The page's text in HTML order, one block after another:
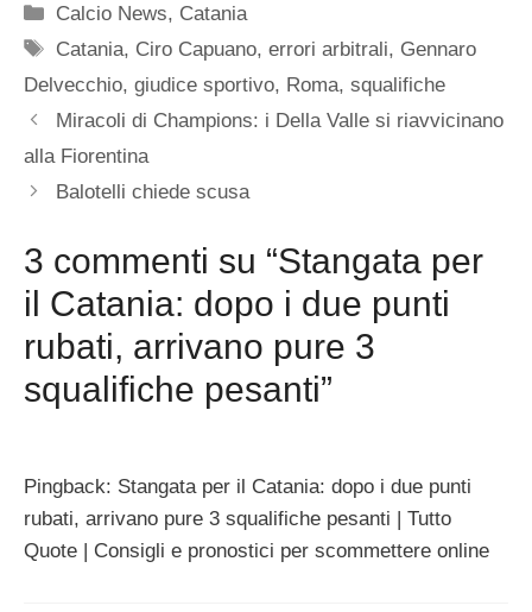
Categorie
Calcio News, Catania
Tag
Catania, Ciro Capuano,errori arbitrali, Gennaro
Delvecchio, giudice sportivo, Roma, squalifiche
Miracoli di Champions: i Della Valle si riavvicinano
alla Fiorentina
Balotelli chiede scusa
3 commenti su “Stangata per
il Catania: dopo i due punti
rubati, arrivano pure 3
squalifiche pesanti”
Pingback: Stangata per il Catania: dopo i due punti
rubati, arrivano pure 3 squalifiche pesanti | Tutto
Quote | Consigli e pronostici per scommettere online